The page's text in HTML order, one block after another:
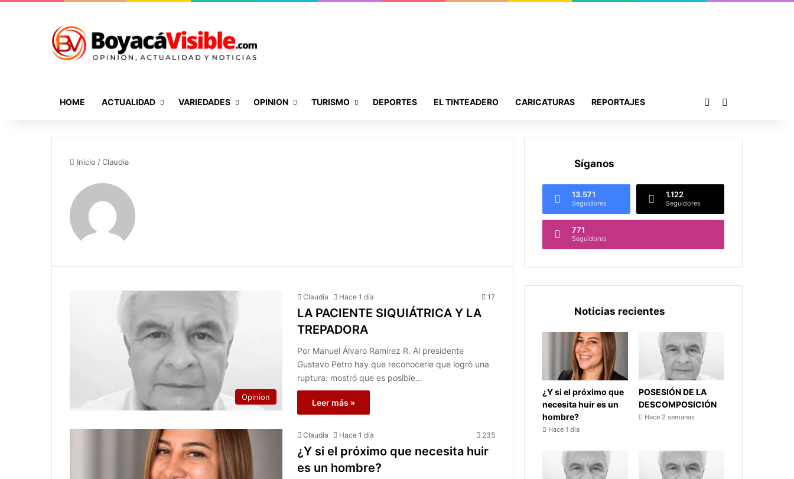
HOME ACTUALIDAD VARIEDADES OPINION TURISMO DEPORTES EL TINTEADERO CARICATURAS REPORTAJES Publicación al azar
Inicio /Claudia
Opinion
Claudia Hace 1 día 17
LA PACIENTE SIQUIÁTRICA Y LA
TREPADORA
Por Manuel Álvaro Ramírez R. Al presidente
Gustavo Petro hay que reconocerle que logró una
ruptura: mostró que es posible…
Leer más »
Claudia Hace 1 día 235
¿Y si el próximo que necesita huir
es un hombre?
Síganos
13.571
Seguidores
1.122
Seguidores
771
Seguidores
Noticias recientes
¿Y si el próximo que
necesita huir es un
hombre?
Hace 1 día
POSESIÓN DE LA
DESCOMPOSICIÓN
Hace 2 semanas